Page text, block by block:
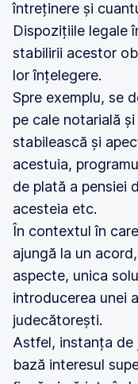
întreținere și
Dispozițiile legale
stabilirii acestor
lor înțelegere.
Spre exemplu, se
pe cale notarială
stabilească și
acestuia,
de plată a pensiei
acesteia etc.
În contextul în
ajungă la un
aspecte, unica
introducerea unei
judecătorești.
Astfel, instanța de
bază interesul